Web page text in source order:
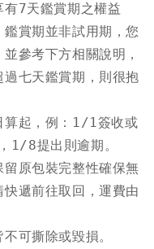
7天鑑賞期之權益
鑑賞期並非試用期，您
參考下方相關說明，
七天鑑賞期，則很抱
算起，例：1/1簽收或
8提出則逾期。
原包裝完整性確保無
遞前往取回，運費由
可撕除或毀損。